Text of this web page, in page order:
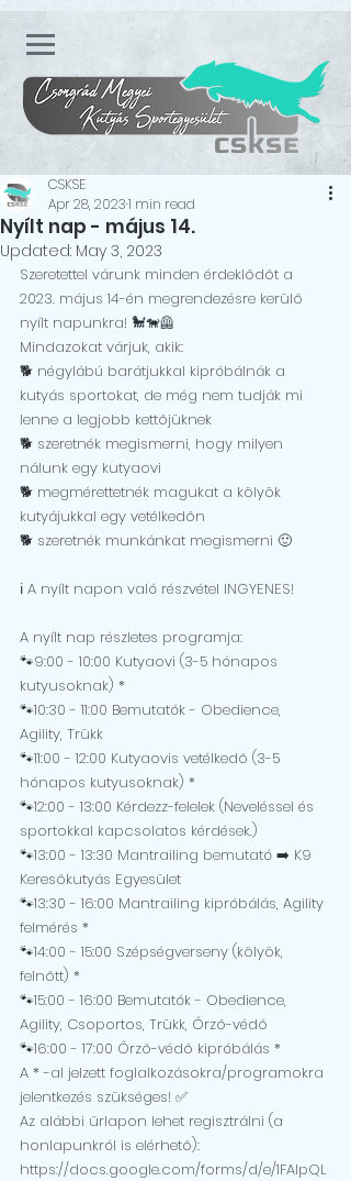
Nyílt nap - május 14.
CSKSE
Apr 28, 20231 min read
Updated: May 3, 2023
Szeretettel várunk minden érdeklődőt a
2023. május 14-én megrendezésre kerülő
nyílt napunkra! 🐩🐕‍🦺
Mindazokat várjuk, akik:
🐕 négylábú barátjukkal kipróbálnák a
kutyás sportokat, de még nem tudják mi
lenne a legjobb kettőjüknek
🐕 szeretnék megismerni, hogy milyen
nálunk egy kutyaovi
🐕 megmérettetnék magukat a kölyök
kutyájukkal egy vetélkedőn
🐕 szeretnék munkánkat megismerni 🙂
ℹ️ A nyílt napon való részvétel INGYENES!
A nyílt nap részletes programja:
🐾9:00 - 10:00 Kutyaovi (3-5 hónapos
kutyusoknak) *
🐾10:30 - 11:00 Bemutatók - Obedience,
Agility, Trükk
🐾11:00 - 12:00 Kutyaovis vetélkedő (3-5
hónapos kutyusoknak) *
🐾12:00 - 13:00 Kérdezz-felelek (Neveléssel és
sportokkal kapcsolatos kérdések.)
🐾13:00 - 13:30 Mantrailing bemutató ➡️ K9
Keresőkutyás Egyesület
🐾13:30 - 16:00 Mantrailing kipróbálás, Agility
felmérés *
🐾14:00 - 15:00 Szépségverseny (kölyök,
felnőtt) *
🐾15:00 - 16:00 Bemutatók - Obedience,
Agility, Csoportos, Trükk, Őrző-védő
🐾16:00 - 17:00 Őrző-védő kipróbálás *
A * -al jelzett foglalkozásokra/programokra
jelentkezés szükséges! ✅
Az alábbi űrlapon lehet regisztrálni (a
honlapunkról is elérhető):
https://docs.google.com/forms/d/e/1FAIpQL